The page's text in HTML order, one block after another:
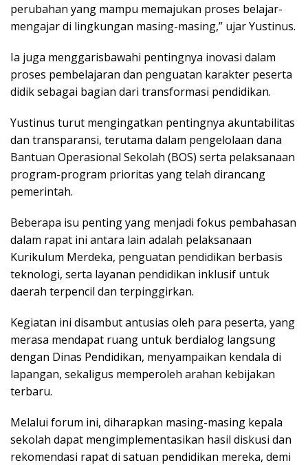
perubahan yang mampu memajukan proses belajar-
mengajar di lingkungan masing-masing,” ujar Yustinus.
Ia juga menggarisbawahi pentingnya inovasi dalam
proses pembelajaran dan penguatan karakter peserta
didik sebagai bagian dari transformasi pendidikan.
Yustinus turut mengingatkan pentingnya akuntabilitas
dan transparansi, terutama dalam pengelolaan dana
Bantuan Operasional Sekolah (BOS) serta pelaksanaan
program-program prioritas yang telah dirancang
pemerintah.
Beberapa isu penting yang menjadi fokus pembahasan
dalam rapat ini antara lain adalah pelaksanaan
Kurikulum Merdeka, penguatan pendidikan berbasis
teknologi, serta layanan pendidikan inklusif untuk
daerah terpencil dan terpinggirkan.
Kegiatan ini disambut antusias oleh para peserta, yang
merasa mendapat ruang untuk berdialog langsung
dengan Dinas Pendidikan, menyampaikan kendala di
lapangan, sekaligus memperoleh arahan kebijakan
terbaru.
Melalui forum ini, diharapkan masing-masing kepala
sekolah dapat mengimplementasikan hasil diskusi dan
rekomendasi rapat di satuan pendidikan mereka, demi